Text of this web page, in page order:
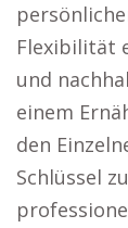
Flexibilität
und
einem
den
Schlüssel